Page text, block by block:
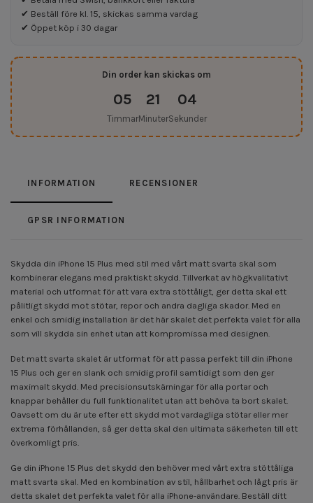
✔ Beställ före kl. 15, skickas samma vardag
✔ Öppet köp i 30 dagar
Din order kan skickas om
05
Timmar
21
Minuter
04
Sekunder
INFORMATION RECENSIONER
GPSR INFORMATION
Skydda din iPhone 15 Plus med stil med vårt matt svarta skal som
kombinerar elegans med praktiskt skydd. Tillverkat av högkvalitativt
material och utformat för att vara extra stöttåligt, ger detta skal ett
pålitligt skydd mot stötar, repor och andra dagliga skador. Med en
enkel och smidig installation är det här skalet det perfekta valet för alla
som vill skydda sin enhet utan att kompromissa med designen.
Det matt svarta skalet är utformat för att passa perfekt till din iPhone
15 Plus och ger en slank och smidig profil samtidigt som den ger
maximalt skydd. Med precisionsutskärningar för alla portar och
knappar behåller du full funktionalitet utan att behöva ta bort skalet.
Oavsett om du är ute efter ett skydd mot vardagliga stötar eller mer
extrema förhållanden, så ger detta skal den ultimata säkerheten till ett
överkomligt pris.
Ge din iPhone 15 Plus det skydd den behöver med vårt extra stöttåliga
matt svarta skal. Med en kombination av stil, hållbarhet och lågt pris är
detta skalet det perfekta valet för alla iPhone-användare. Beställ ditt